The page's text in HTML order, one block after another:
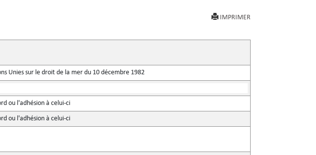
IMPRIMER
Unies sur le droit de la mer du 10 décembre 1982
ou l'adhésion à celui-ci
ou l'adhésion à celui-ci